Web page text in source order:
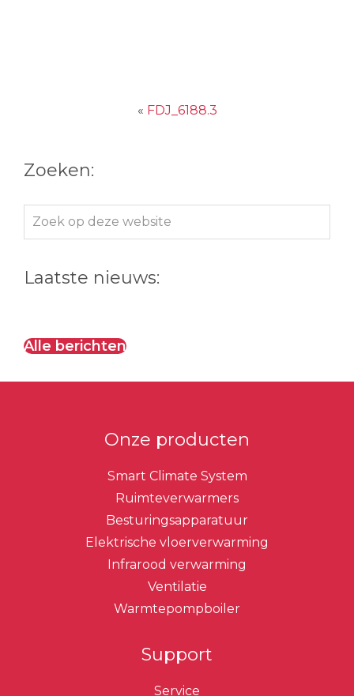
« FDJ_6188.3
Zoeken:
Zoek
op
website
Laatste nieuws:
Alle berichten
Onze producten
Smart Climate System
Ruimteverwarmers
Besturingsapparatuur
Elektrische vloerverwarming
Infrarood verwarming
Ventilatie
Warmtepompboiler
Support
Service